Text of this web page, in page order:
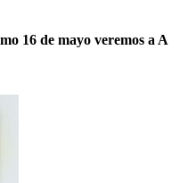
16 de mayo veremos a A